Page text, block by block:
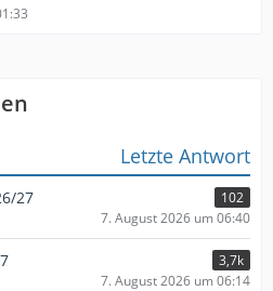
Letzte Antwort
27
102
7. August 2026 um 06:40
3,7k
7. August 2026 um 06:14